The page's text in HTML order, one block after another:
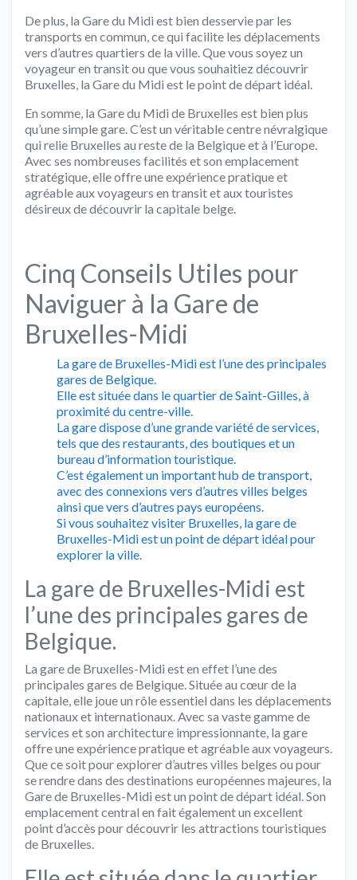
De plus, la Gare du Midi est bien desservie par les
transports en commun, ce qui facilite les déplacements
vers d’autres quartiers de la ville. Que vous soyez un
voyageur en transit ou que vous souhaitiez découvrir
Bruxelles, la Gare du Midi est le point de départ idéal.
En somme, la Gare du Midi de Bruxelles est bien plus
qu’une simple gare. C’est un véritable centre névralgique
qui relie Bruxelles au reste de la Belgique et à l’Europe.
Avec ses nombreuses facilités et son emplacement
stratégique, elle offre une expérience pratique et
agréable aux voyageurs en transit et aux touristes
désireux de découvrir la capitale belge.
Cinq Conseils Utiles pour
Naviguer à la Gare de
Bruxelles-Midi
La gare de Bruxelles-Midi est l’une des principales
gares de Belgique.
Elle est située dans le quartier de Saint-Gilles, à
proximité du centre-ville.
La gare dispose d’une grande variété de services,
tels que des restaurants, des boutiques et un
bureau d’information touristique.
C’est également un important hub de transport,
avec des connexions vers d’autres villes belges
ainsi que vers d’autres pays européens.
Si vous souhaitez visiter Bruxelles, la gare de
Bruxelles-Midi est un point de départ idéal pour
explorer la ville.
La gare de Bruxelles-Midi est
l’une des principales gares de
Belgique.
La gare de Bruxelles-Midi est en effet l’une des
principales gares de Belgique. Située au cœur de la
capitale, elle joue un rôle essentiel dans les déplacements
nationaux et internationaux. Avec sa vaste gamme de
services et son architecture impressionnante, la gare
offre une expérience pratique et agréable aux voyageurs.
Que ce soit pour explorer d’autres villes belges ou pour
se rendre dans des destinations européennes majeures, la
Gare de Bruxelles-Midi est un point de départ idéal. Son
emplacement central en fait également un excellent
point d’accès pour découvrir les attractions touristiques
de Bruxelles.